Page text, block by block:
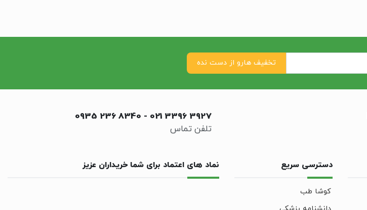
021 3396 3927
-
0935 236 8340
تلفن تماس
دسترسی سریع
کوشا طب
نماد های اعتماد برای شما خریداران عزیز